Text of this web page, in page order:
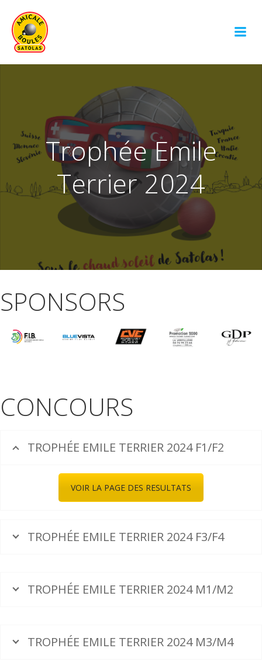
Trophée Emile
Terrier 2024
SPONSORS
CONCOURS
TROPHÉE EMILE TERRIER 2024 F1/F2
VOIR LA PAGE DES RESULTATS
TROPHÉE EMILE TERRIER 2024 F3/F4
TROPHÉE EMILE TERRIER 2024 M1/M2
TROPHÉE EMILE TERRIER 2024 M3/M4